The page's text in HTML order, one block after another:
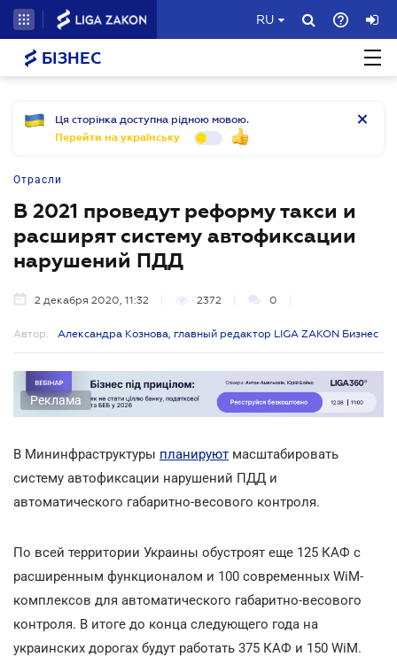
RU
БІЗНЕС
Ця сторінка доступна рідною мовою.
Перейти на українську
Отрасли
В 2021 проведут реформу такси и
расширят систему автофиксации
нарушений ПДД
2 декабря 2020, 11:32 2372 0
Автор: Александра Кознова, главный редактор LIGA ZAKON Бизнес
Реклама
В Мининфраструктуры планируют масштабировать
систему автофиксации нарушений ПДД и
автоматического габаритно-весового контроля.
По всей территории Украины обустроят еще 125 КАФ с
расширенным функционалом и 100 современных WiM-
комплексов для автоматического габаритно-весового
контроля. В итоге до конца следующего года на
украинских дорогах будут работать 375 КАФ и 150 WiМ.